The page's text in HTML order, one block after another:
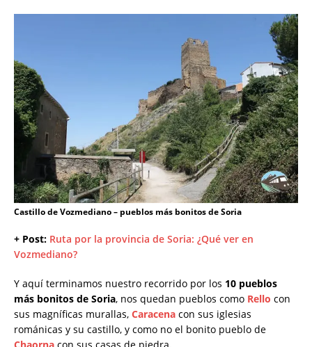
Castillo de Vozmediano – pueblos más bonitos de Soria
+ Post: Ruta por la provincia de Soria: ¿Qué ver en
Vozmediano?
Y aquí terminamos nuestro recorrido por los 10 pueblos
más bonitos de Soria, nos quedan pueblos como Rello con
sus magníficas murallas, Caracena con sus iglesias
románicas y su castillo, y como no el bonito pueblo de